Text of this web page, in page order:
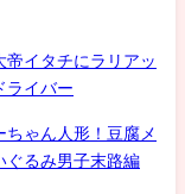
イタチにラリアッ
ライバー
ゃん人形！豆腐メ
ぐるみ男子末路編